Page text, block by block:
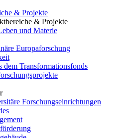
& Projekte
& Projekte
und Materie
Europaforschung
dem Transformationsfonds
Forschungseinrichtungen